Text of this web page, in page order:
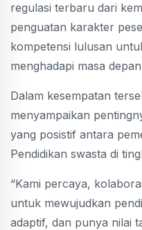
regulasi terbaru dari
penguatan karakter
kompetensi lulusan
menghadapi masa
Dalam kesempatan
menyampaikan
yang posistif antara
Pendidikan swasta di
“Kami percaya,
untuk mewujudkan
adaptif, dan punya nilai